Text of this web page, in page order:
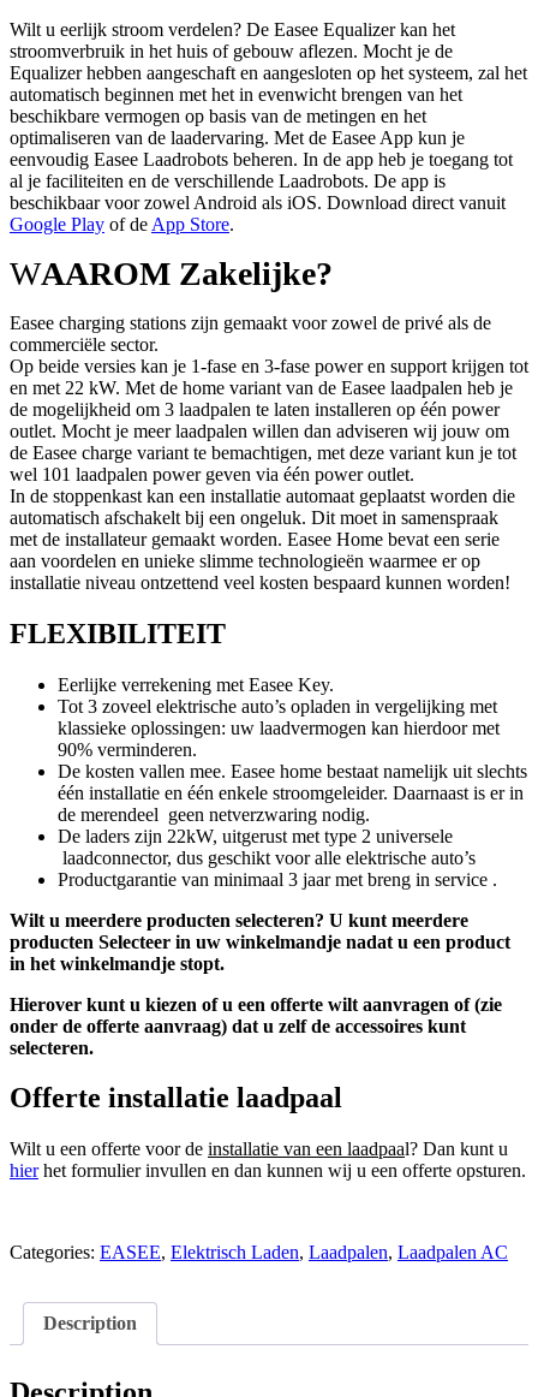
Wilt u eerlijk stroom verdelen? De Easee Equalizer kan het
stroomverbruik in het huis of gebouw aflezen. Mocht je de
Equalizer hebben aangeschaft en aangesloten op het systeem, zal het
automatisch beginnen met het in evenwicht brengen van het
beschikbare vermogen op basis van de metingen en het
optimaliseren van de laadervaring. Met de Easee App kun je
eenvoudig Easee Laadrobots beheren. In de app heb je toegang tot
al je faciliteiten en de verschillende Laadrobots. De app is
beschikbaar voor zowel Android als iOS. Download direct vanuit
Google Play of de App Store.
WAAROM Zakelijke?
Easee charging stations zijn gemaakt voor zowel de privé als de
commerciële sector.
Op beide versies kan je 1-fase en 3-fase power en support krijgen tot
en met 22 kW. Met de home variant van de Easee laadpalen heb je
de mogelijkheid om 3 laadpalen te laten installeren op één power
outlet. Mocht je meer laadpalen willen dan adviseren wij jouw om
de Easee charge variant te bemachtigen, met deze variant kun je tot
wel 101 laadpalen power geven via één power outlet.
In de stoppenkast kan een installatie automaat geplaatst worden die
automatisch afschakelt bij een ongeluk. Dit moet in samenspraak
met de installateur gemaakt worden. Easee Home bevat een serie
aan voordelen en unieke slimme technologieën waarmee er op
installatie niveau ontzettend veel kosten bespaard kunnen worden!
FLEXIBILITEIT
Eerlijke verrekening met Easee Key.
Tot 3 zoveel elektrische auto’s opladen in vergelijking met
klassieke oplossingen: uw laadvermogen kan hierdoor met
90% verminderen.
De kosten vallen mee. Easee home bestaat namelijk uit slechts
één installatie en één enkele stroomgeleider. Daarnaast is er in
de merendeel geen netverzwaring nodig.
De laders zijn 22kW, uitgerust met type 2 universele
laadconnector, dus geschikt voor alle elektrische auto’s
Productgarantie van minimaal 3 jaar met breng in service .
Wilt u meerdere producten selecteren? U kunt meerdere
producten Selecteer in uw winkelmandje nadat u een product
in het winkelmandje stopt.
Hierover kunt u kiezen of u een offerte wilt aanvragen of (zie
onder de offerte aanvraag) dat u zelf de accessoires kunt
selecteren.
Offerte installatie laadpaal
Wilt u een offerte voor de installatie van een laadpaal? Dan kunt u
hierhet formulier invullen en dan kunnen wij u een offerte opsturen.
Categories: EASEE, Elektrisch Laden, Laadpalen, Laadpalen AC
Description